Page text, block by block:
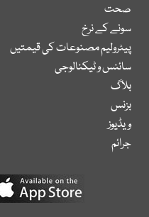
صحت
سونے کے نرخ
پیٹرولیم مصنوعات کی قیمتیں
سائنس و ٹیکنالوجی
بلاگ
بزنس
ویڈیوز
جرائم